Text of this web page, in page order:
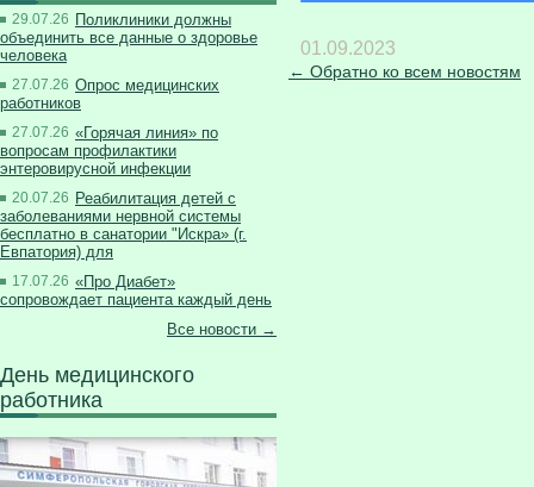
29.07.26 Поликлиники должны
объединить все данные о здоровье
человека
27.07.26 Опрос медицинских
работников
27.07.26 «Горячая линия» по
вопросам профилактики
энтеровирусной инфекции
20.07.26 Реабилитация детей с
заболеваниями нервной системы
бесплатно в санатории "Искра» (г.
Евпатория) для
17.07.26 «Про Диабет»
сопровождает пациента каждый день
Все новости →
День медицинского
работника
01.09.2023
← Обратно ко всем новостям